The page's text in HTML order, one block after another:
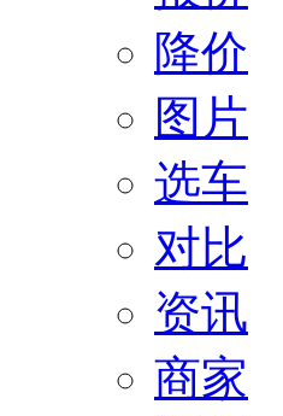
降价
图片
选车
对比
资讯
商家